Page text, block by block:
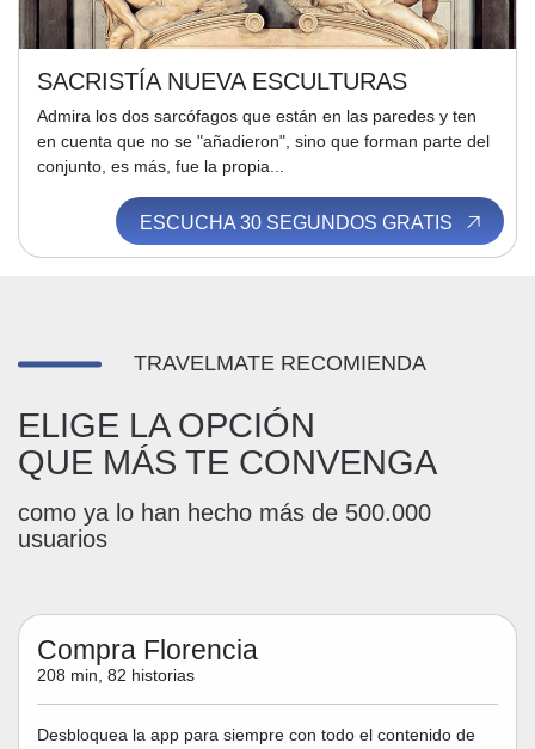
SACRISTÍA NUEVA ESCULTURAS
Admira los dos sarcófagos que están en las paredes y ten
en cuenta que no se "añadieron", sino que forman parte del
conjunto, es más, fue la propia...
ESCUCHA 30 SEGUNDOS GRATIS
TRAVELMATE RECOMIENDA
ELIGE LA OPCIÓN
QUE MÁS TE CONVENGA
como ya lo han hecho más de 500.000
usuarios
Compra Florencia
208 min, 82 historias
Desbloquea la app para siempre con todo el contenido de